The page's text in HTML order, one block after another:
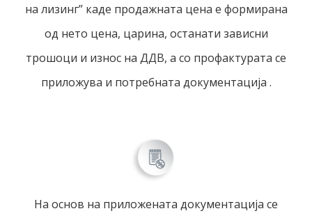
на лизинг” каде продажната цена е формирана
од нето цена, царина, останати зависни
трошоци и износ на ДДВ, а со профактурата се
приложува и потребната документација .
На основ на приложената документација се